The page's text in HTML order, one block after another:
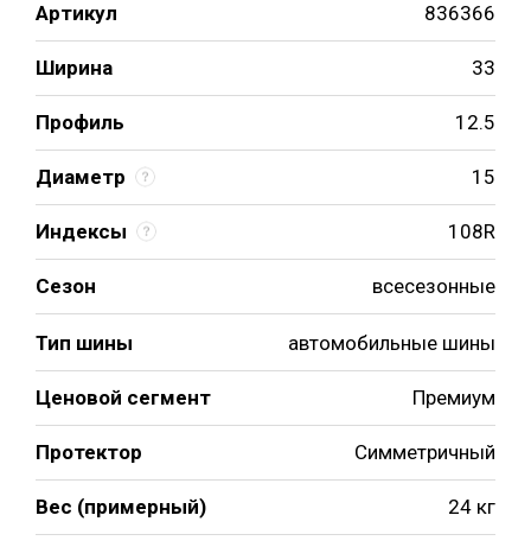
Артикул 836366
Ширина 33
Профиль 12.5
Диаметр 15
Индексы 108R
Сезон всесезонные
Тип шины автомобильные шины
Ценовой сегмент Премиум
Протектор Симметричный
Вес (примерный) 24 кг